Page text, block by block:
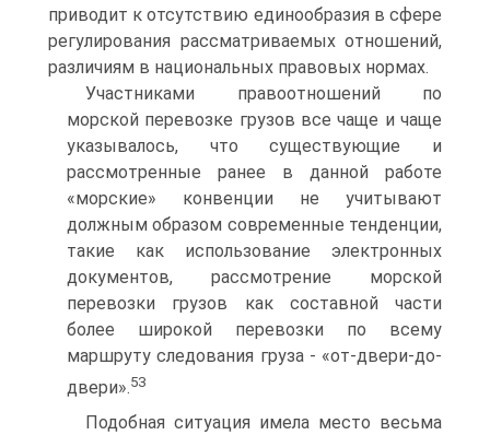
приводит к отсутствию единообразия в сфере
регулирования рассматриваемых отношений,
различиям в национальных правовых нормах.
Участниками правоотношений по
морской перевозке грузов все чаще и чаще
указывалось, что существующие и
рассмотренные ранее в данной работе
«морские» конвенции не учитывают
должным образом современные тенденции,
такие как использование электронных
документов, рассмотрение морской
перевозки грузов как составной части
более широкой перевозки по всему
маршруту следования груза - «от-двери-до-
двери».53
Подобная ситуация имела место весьма